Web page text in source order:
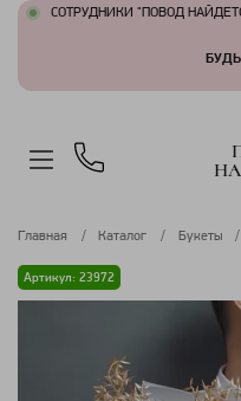
СОТРУДНИКИ "ПОВОД
Главная Каталог Букеты
Артикул: 23972